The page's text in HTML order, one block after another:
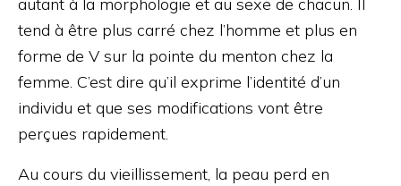
autant à la morphologie et au sexe de chacun. Il
tend à être plus carré chez l’homme et plus en
forme de V sur la pointe du menton chez la
femme. C’est dire qu’il exprime l’identité d’un
individu et que ses modifications vont être
perçues rapidement.
Au cours du vieillissement, la peau perd en